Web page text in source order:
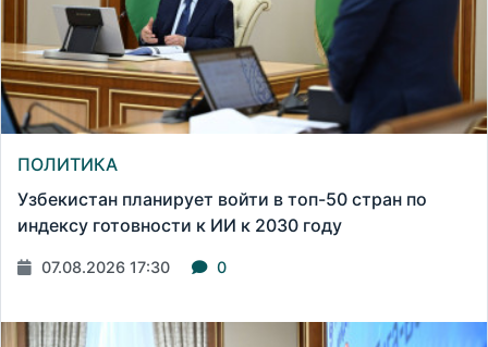
ПОЛИТИКА
Узбекистан планирует войти в топ-50 стран по
индексу готовности к ИИ к 2030 году
07.08.2026 17:30 0